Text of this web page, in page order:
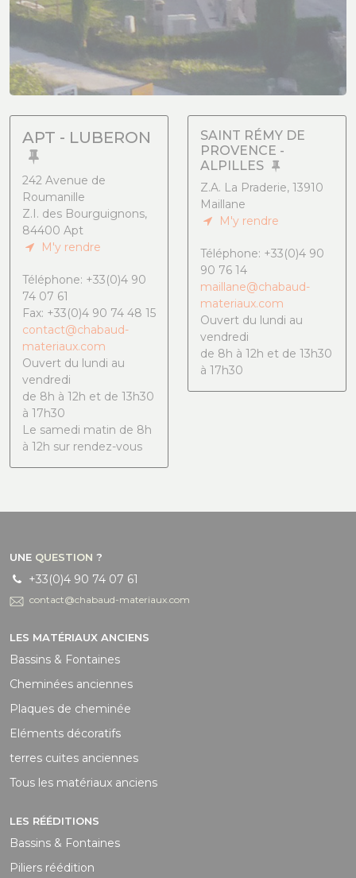
APT - LUBERON
242 Avenue de
Roumanille
Z.I. des Bourguignons,
84400 Apt
M'y rendre
Téléphone: +33(0)4 90
74 07 61
Fax: +33(0)4 90 74 48 15
contact@chabaud-
materiaux.com
Ouvert du lundi au
vendredi
de 8h à 12h et de 13h30
à 17h30
Le samedi matin de 8h
à 12h sur rendez-vous
SAINT RÉMY DE
PROVENCE -
ALPILLES
Z.A. La Praderie, 13910
Maillane
M'y rendre
Téléphone: +33(0)4 90
90 76 14
maillane@chabaud-
materiaux.com
Ouvert du lundi au
vendredi
de 8h à 12h et de 13h30
à 17h30
UNE QUESTION ?
+33(0)4 90 74 07 61
contact@chabaud-materiaux.com
LES MATÉRIAUX ANCIENS
Bassins & Fontaines
Cheminées anciennes
Plaques de cheminée
Eléments décoratifs
terres cuites anciennes
Tous les matériaux anciens
LES RÉÉDITIONS
Bassins & Fontaines
Piliers réédition